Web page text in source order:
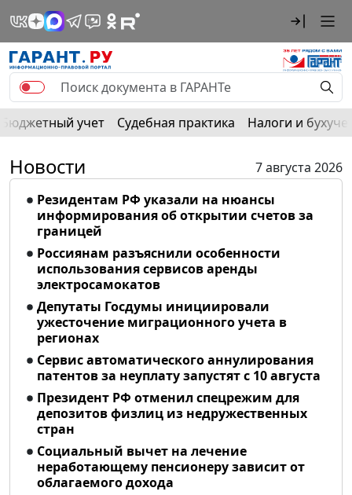
Бюджетный учет Судебная практика Налоги и
Новости
7 августа 2026
Резидентам РФ указали на нюансы
информирования об открытии счетов за
границей
Россиянам разъяснили особенности
использования сервисов аренды
электросамокатов
Депутаты Госдумы инициировали
ужесточение миграционного учета в
регионах
Сервис автоматического аннулирования
патентов за неуплату запустят с 10 августа
Президент РФ отменил спецрежим для
депозитов физлиц из недружественных
стран
Социальный вычет на лечение
неработающему пенсионеру зависит от
облагаемого дохода